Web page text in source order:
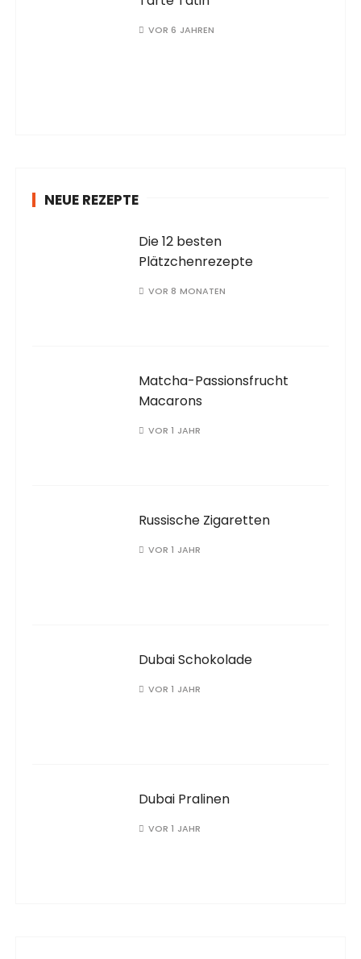
VOR 6 JAHREN
NEUE REZEPTE
Die 12 besten
Plätzchenrezepte
VOR 8 MONATEN
Matcha-Passionsfrucht
Macarons
VOR 1 JAHR
Russische Zigaretten
VOR 1 JAHR
Dubai Schokolade
VOR 1 JAHR
Dubai Pralinen
VOR 1 JAHR